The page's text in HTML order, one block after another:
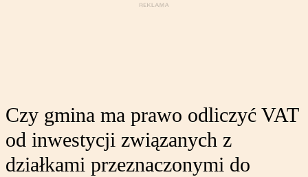
Czy gmina ma prawo odliczyć VAT
od inwestycji związanych z
działkami przeznaczonymi do